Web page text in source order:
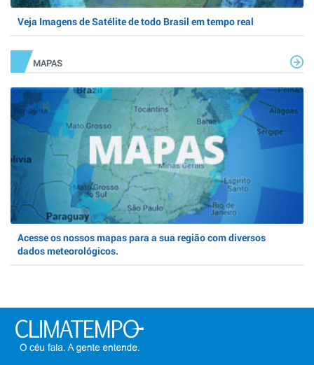
Veja Imagens de Satélite de todo Brasil em tempo real
MAPAS
Acesse os nossos mapas para a sua região com diversos
dados meteorológicos.